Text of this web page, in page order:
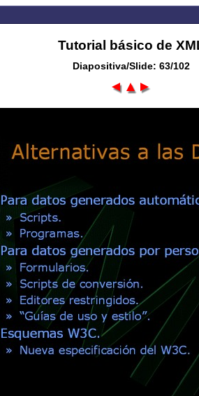
Tutorial básico de
Diapositiva/Slide: 63/102